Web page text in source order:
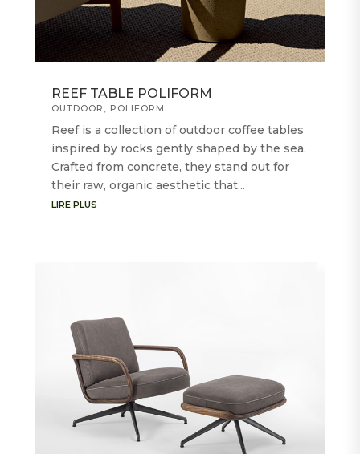
REEF TABLE POLIFORM
OUTDOOR , POLIFORM
Reef is a collection of outdoor coffee tables
inspired by rocks gently shaped by the sea.
Crafted from concrete, they stand out for
their raw, organic aesthetic that...
LIRE PLUS